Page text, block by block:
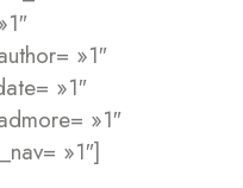
»1″
»1″
»1″
»1″]